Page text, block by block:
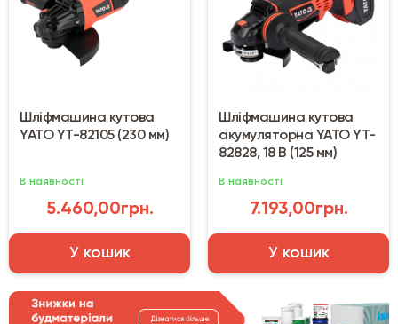
Шліфмашина кутова
YATO YT-82105 (230 мм)
В наявності
5.460,00грн.
У кошик
Шліфмашина кутова
акумуляторна YATO YT-
82828, 18 В (125 мм)
В наявності
7.193,00грн.
У кошик